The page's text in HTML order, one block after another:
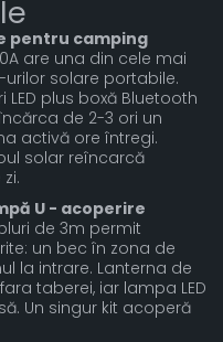
pentru camping
are una din cele mai
solare portabile.
plus boxă Bluetooth
de 2-3 ori un
activă ore întregi.
solar reîncarcă
U - acoperire
de 3m permit
un bec în zona de
la intrare. Lanterna de
taberei, iar lampa LED
Un singur kit acoperă